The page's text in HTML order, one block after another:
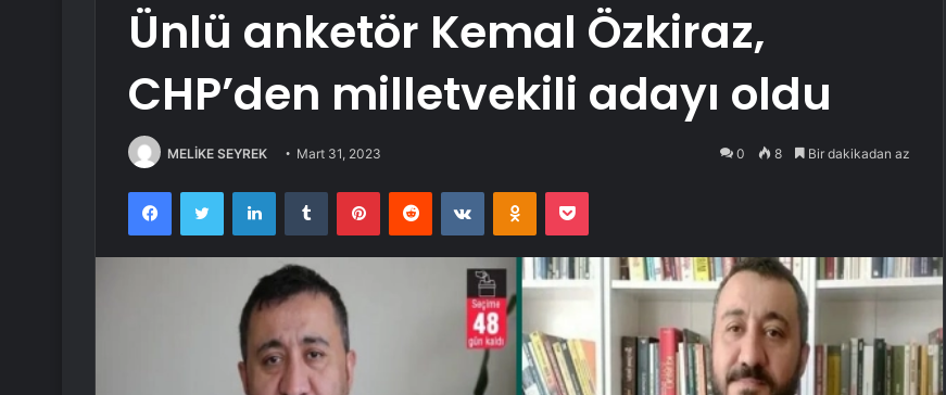
Ünlü anketör Kemal Özkiraz,
CHP’den milletvekili adayı oldu
MELİKE SEYREK Mart 31, 2023 0 8 Bir dakikadan az
FacebookTwitter LinkedInTumblr PinterestReddit VKontakteOdnoklassniki
Pocket